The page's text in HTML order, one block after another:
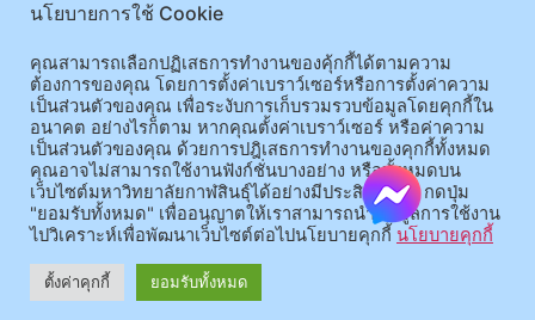
(อ.นามน)13 หมู่ 14 ต.สงเปลือย อ.นามน จ.กาฬสินธุ์ 46230โทรศัพท์ : 043-602-055 โทรสาร :
043-602-044
(อ.เมือง)62/1 ถ.เกษตรสมบูรณ์ ต.กาฬสินธุ์ อ.เมือง จ.กาฬสินธุ์ 46000โทรศัพท์ 043-811128 08-
64584360 โทรสาร 043-813070
© 2025 All rights Reserved.
นโยบายการใช้ Cookie
คุณสามารถเลือกปฏิเสธการทำงานของคุ้กกี้ได้ตามความ
ต้องการของคุณ โดยการตั้งค่าเบราว์เซอร์หรือการตั้งค่าความ
เป็นส่วนตัวของคุณ เพื่อระงับการเก็บรวมรวบข้อมูลโดยคุกกี้ใน
อนาคต อย่างไรก็ตาม หากคุณตั้งค่าเบราว์เซอร์ หรือค่าความ
เป็นส่วนตัวของคุณ ด้วยการปฎิเสธการทำงานของคุกกี้ทั้งหมด
คุณอาจไม่สามารถใช้งานฟังก์ชั่นบางอย่าง หรือทั้งหมดบน
เว็บไซต์มหาวิทยาลัยกาฬสินธุ์ได้อย่างมีประสิทธิภาพ กดปุ่ม
"ยอมรับทั้งหมด" เพื่ออนุญาตให้เราสามารถนำข้อมูลการใช้งาน
ไปวิเคราะห์เพื่อพัฒนาเว็บไซต์ต่อไปนโยบายคุกกี้ นโยบายคุกกี้
ตั้งค่าคุกกี้ ยอมรับทั้งหมด